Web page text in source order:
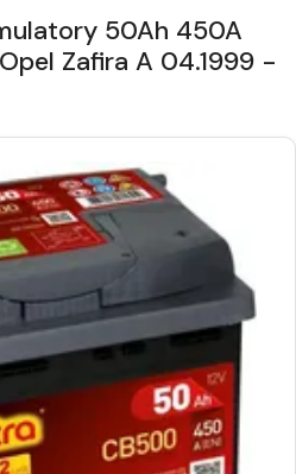
50Ah 450A
Zafira A 04.1999 -